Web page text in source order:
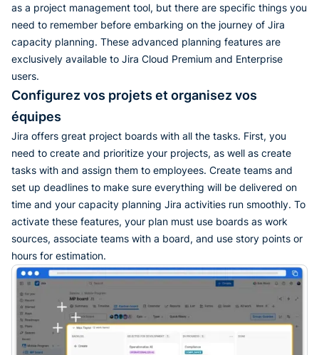
as a project management tool, but there are specific things you
need to remember before embarking on the journey of Jira
capacity planning. These advanced planning features are
exclusively available to Jira Cloud Premium and Enterprise
users.
Configurez vos projets et organisez vos
équipes
Jira offers great project boards with all the tasks. First, you
need to create and prioritize your projects, as well as create
tasks with and assign them to employees. Create teams and
set up deadlines to make sure everything will be delivered on
time and your capacity planning Jira activities run smoothly. To
activate these features, your plan must use boards as work
sources, associate teams with a board, and use story points or
hours for estimation.